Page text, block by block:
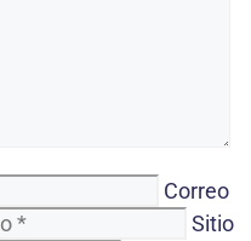
Correo
Sitio